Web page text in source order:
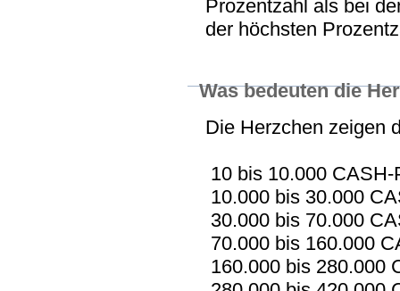
Prozentzahl als bei
der höchsten
Was bedeuten die
Die Herzchen zeigen
10 bis 10.000 CASH-
10.000 bis 30.000
30.000 bis 70.000
70.000 bis 160.000
160.000 bis 280.000